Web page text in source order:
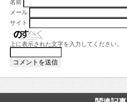
名前
メール
サイト
上に表示された文字を入力してください。